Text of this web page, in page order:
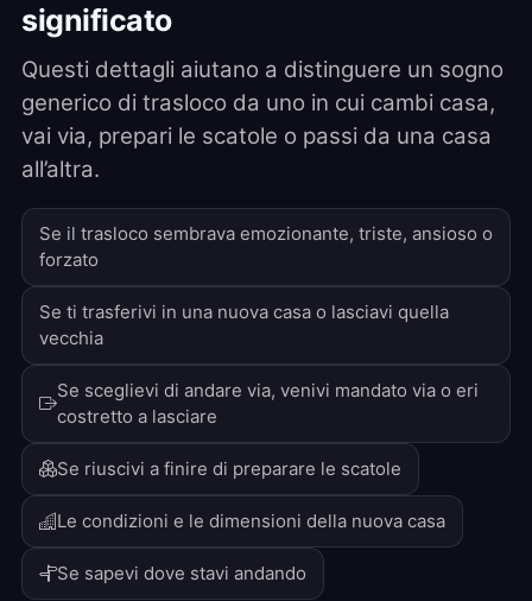
significato
Questi dettagli aiutano a distinguere un sogno
generico di trasloco da uno in cui cambi casa,
vai via, prepari le scatole o passi da una casa
all’altra.
Se il trasloco sembrava emozionante, triste, ansioso o
forzato
Se ti trasferivi in una nuova casa o lasciavi quella
vecchia
Se sceglievi di andare via, venivi mandato via o eri
costretto a lasciare
Se riuscivi a finire di preparare le scatole
Le condizioni e le dimensioni della nuova casa
Se sapevi dove stavi andando